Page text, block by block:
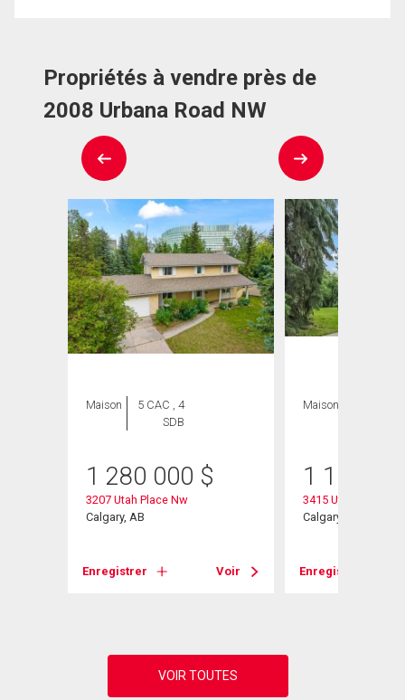
Propriétés à vendre près de
2008 Urbana Road NW
Maison
5 CAC , 4
SDB
1 280 000 $
3207 Utah Place Nw
Calgary, AB
Enregistrer Voir
Maison
1 100
3415 Utah
Calgary, AB
Enregistrer